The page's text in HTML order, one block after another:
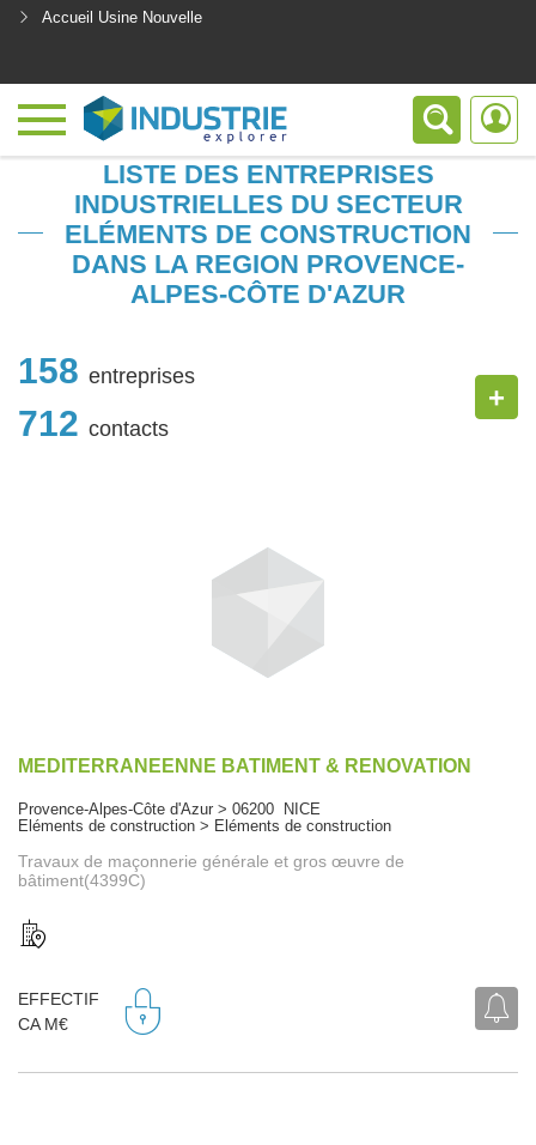
Accueil Usine Nouvelle
LISTE DES ENTREPRISES
INDUSTRIELLES DU SECTEUR
ELÉMENTS DE CONSTRUCTION
DANS LA REGION PROVENCE-
ALPES-CÔTE D'AZUR
158 entreprises
712 contacts
+
MEDITERRANEENNE BATIMENT & RENOVATION
Provence-Alpes-Côte d'Azur > 06200 NICE
Eléments de construction > Eléments de construction
Travaux de maçonnerie générale et gros œuvre de
bâtiment(4399C)
EFFECTIF
CA M€